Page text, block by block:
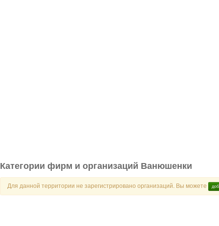
Категории фирм и организаций Ванюшенки
Для данной территории не зарегистрировано организаций. Вы можете